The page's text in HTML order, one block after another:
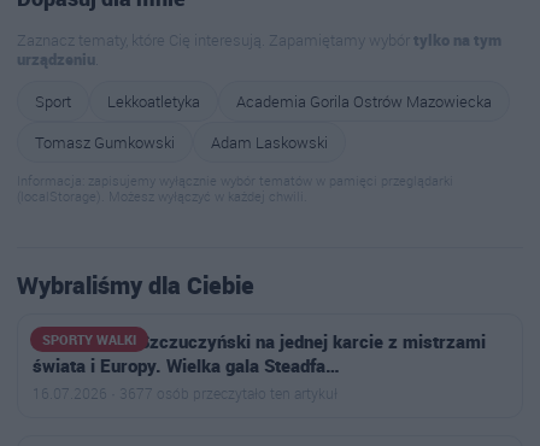
Zaznacz tematy, które Cię interesują. Zapamiętamy wybórtylko na tym
urządzeniu.
Sport
Lekkoatletyka
Academia Gorila Ostrów Mazowiecka
Tomasz Gumkowski
Adam Laskowski
Informacja: zapisujemy wyłącznie wybór tematów w pamięci przeglądarki
(localStorage). Możesz wyłączyć w każdej chwili.
Wybraliśmy dla Ciebie
SPORTY WALKI
Przemysław Szczuczyński na jednej karcie z mistrzami
świata i Europy. Wielka gala Steadfa…
16.07.2026 · 3677 osób przeczytało ten artykuł